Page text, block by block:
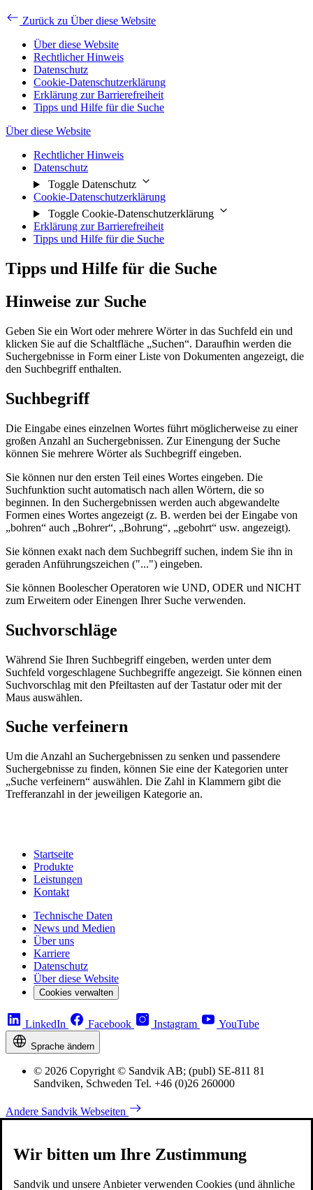
Zurück zu Über diese Website
Über diese Website
Rechtlicher Hinweis
Datenschutz
Cookie-Datenschutzerklärung
Erklärung zur Barrierefreiheit
Tipps und Hilfe für die Suche
Über diese Website
Rechtlicher Hinweis
Datenschutz
Toggle Datenschutz
Cookie-Datenschutzerklärung
Toggle Cookie-Datenschutzerklärung
Erklärung zur Barrierefreiheit
Tipps und Hilfe für die Suche
Tipps und Hilfe für die Suche
Hinweise zur Suche
Geben Sie ein Wort oder mehrere Wörter in das Suchfeld ein und
klicken Sie auf die Schaltfläche „Suchen“. Daraufhin werden die
Suchergebnisse in Form einer Liste von Dokumenten angezeigt, die
den Suchbegriff enthalten.
Suchbegriff
Die Eingabe eines einzelnen Wortes führt möglicherweise zu einer
großen Anzahl an Suchergebnissen. Zur Einengung der Suche
können Sie mehrere Wörter als Suchbegriff eingeben.
Sie können nur den ersten Teil eines Wortes eingeben. Die
Suchfunktion sucht automatisch nach allen Wörtern, die so
beginnen. In den Suchergebnissen werden auch abgewandelte
Formen eines Wortes angezeigt (z. B. werden bei der Eingabe von
„bohren“ auch „Bohrer“, „Bohrung“, „gebohrt“ usw. angezeigt).
Sie können exakt nach dem Suchbegriff suchen, indem Sie ihn in
geraden Anführungszeichen ("...") eingeben.
Sie können Boolescher Operatoren wie UND, ODER und NICHT
zum Erweitern oder Einengen Ihrer Suche verwenden.
Suchvorschläge
Während Sie Ihren Suchbegriff eingeben, werden unter dem
Suchfeld vorgeschlagene Suchbegriffe angezeigt. Sie können einen
Suchvorschlag mit den Pfeiltasten auf der Tastatur oder mit der
Maus auswählen.
Suche verfeinern
Um die Anzahl an Suchergebnissen zu senken und passendere
Suchergebnisse zu finden, können Sie eine der Kategorien unter
„Suche verfeinern“ auswählen. Die Zahl in Klammern gibt die
Trefferanzahl in der jeweiligen Kategorie an.
Startseite
Produkte
Leistungen
Kontakt
Technische Daten
News und Medien
Über uns
Karriere
Datenschutz
Über diese Website
Cookies verwalten
LinkedIn Facebook Instagram YouTube
Sprache ändern
© 2026 Copyright © Sandvik AB; (publ) SE-811 81
Sandviken, Schweden Tel. +46 (0)26 260000
Andere Sandvik Webseiten
Wir bitten um Ihre Zustimmung
Sandvik und unsere Anbieter verwenden Cookies (und ähnliche